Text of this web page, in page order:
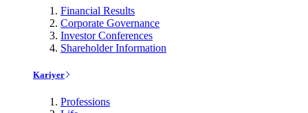
Financial Results
Corporate Governance
Investor Conferences
Shareholder Information
Kariyer
Professions